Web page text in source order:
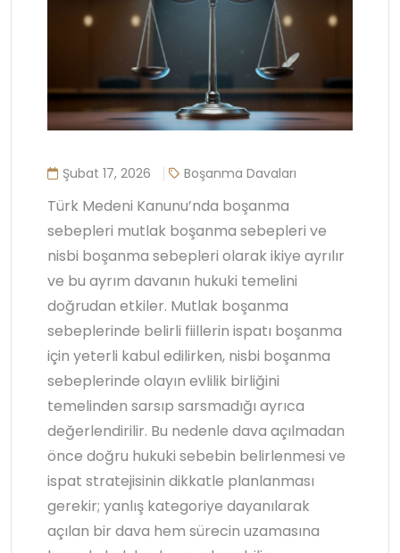
Şubat 17, 2026 Boşanma Davaları
Türk Medeni Kanunu’nda boşanma
sebepleri mutlak boşanma sebepleri ve
nisbi boşanma sebepleri olarak ikiye ayrılır
ve bu ayrım davanın hukuki temelini
doğrudan etkiler. Mutlak boşanma
sebeplerinde belirli fiillerin ispatı boşanma
için yeterli kabul edilirken, nisbi boşanma
sebeplerinde olayın evlilik birliğini
temelinden sarsıp sarsmadığı ayrıca
değerlendirilir. Bu nedenle dava açılmadan
önce doğru hukuki sebebin belirlenmesi ve
ispat stratejisinin dikkatle planlanması
gerekir; yanlış kategoriye dayanılarak
açılan bir dava hem sürecin uzamasına